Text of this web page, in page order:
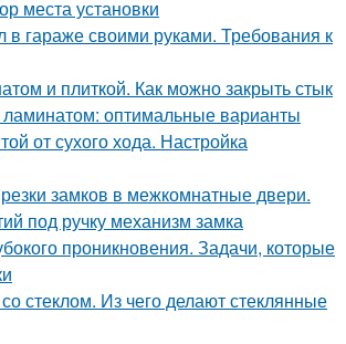
места установки
в гараже своими руками. Требования к
и плиткой. Как можно закрыть стык
оптимальные варианты
от сухого хода. Настройка
замков в межкомнатные двери.
под ручку механизм замка
проникновения. Задачи, которые
стеклом. Из чего делают стеклянные